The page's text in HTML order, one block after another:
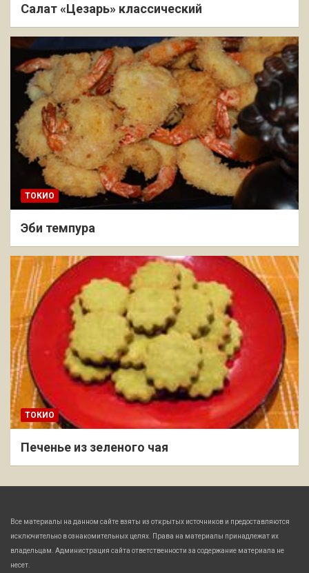
Салат «Цезарь» классический
ТОКИО
Эби темпура
ТОКИО
Печенье из зеленого чая
Все материалы на данном сайте взяты из открытых источников и предоставляются
исключительно в ознакомительных целях. Права на материалы принадлежат их
владельцам. Администрация сайта ответственности за содержание материала не
несет.